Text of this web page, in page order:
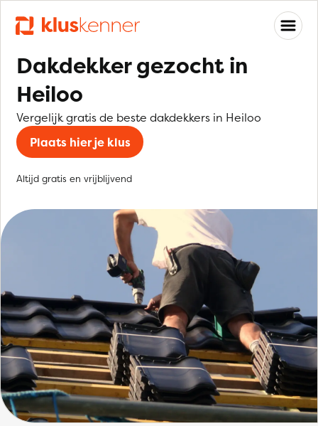
Dakdekker gezocht in
Heiloo
Vergelijk gratis de beste dakdekkers in Heiloo
Plaats hier je klus
Altijd gratis en vrijblijvend